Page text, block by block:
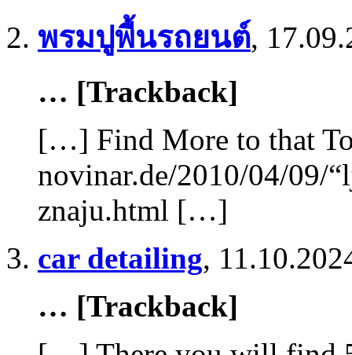
พรมปูพื้นรถยนต์,
… [Trackback]
[…] Find More to that
novinar.de/2010/04/09/
znaju.html […]
car detailing,
… [Trackback]